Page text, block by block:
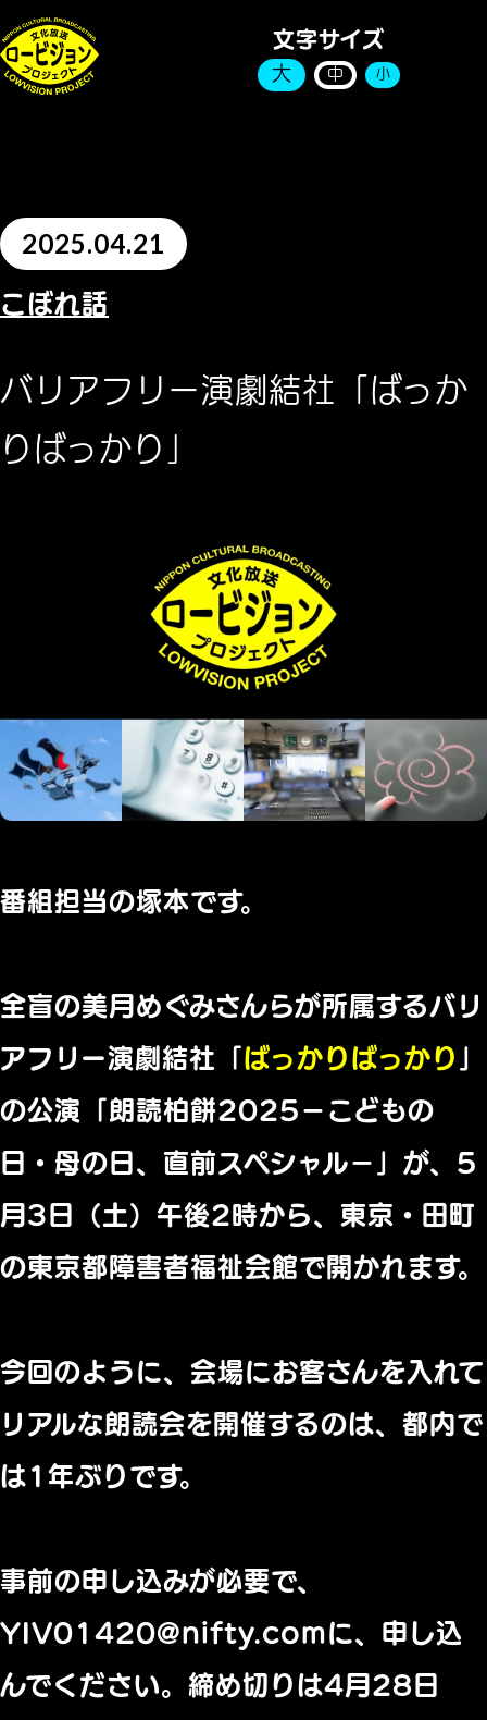
文字サイズ
大 中 小
2025.04.21
こぼれ話
バリアフリー演劇結社「ばっか
りばっかり」
番組担当の塚本です。
全盲の美月めぐみさんらが所属するバリ
アフリー演劇結社「 ばっかりばっかり
の公演「朗読柏餅2025－こどもの
日・母の日、直前スペシャル－」が、5
月3日（土）午後2時から、東京・田町
の東京都障害者福祉会館で開かれます。
今回のように、会場にお客さんを入れて
リアルな朗読会を開催するのは、都内で
は1年ぶりです。
事前の申し込みが必要で、
YIV01420@nifty.comに、申し込
んでください。締め切りは4月28日